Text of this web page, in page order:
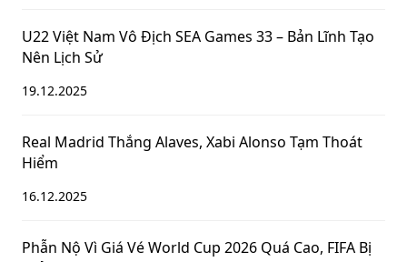
U22 Việt Nam Vô Địch SEA Games 33 – Bản Lĩnh Tạo
Nên Lịch Sử
19.12.2025
Real Madrid Thắng Alaves, Xabi Alonso Tạm Thoát
Hiểm
16.12.2025
Phẫn Nộ Vì Giá Vé World Cup 2026 Quá Cao, FIFA Bị